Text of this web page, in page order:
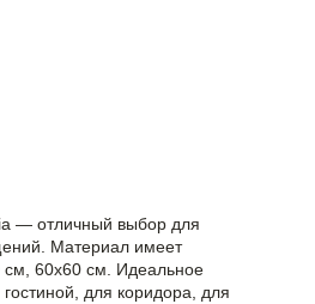
— отличный выбор для
Материал имеет
60x60 см. Идеальное
для коридора, для